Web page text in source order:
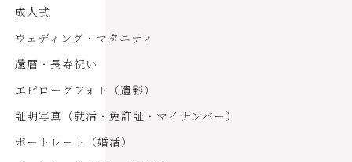
成人式
ウェディング・マタニティ
還暦・長寿祝い
エピローグフォト（遺影）
証明写真（就活・免許証・マイナンバー）
ポートレート（婚活）